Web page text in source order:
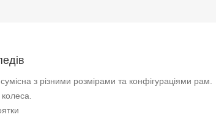
з різними розмірами та конфігураціями рам.